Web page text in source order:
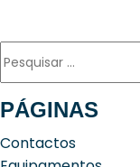
Pesquisar
por:
PÁGINAS
Contactos